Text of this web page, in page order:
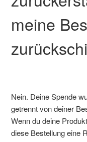
meine
Nein. Deine Spende
getrennt von deiner
Wenn du deine
diese Bestellung eine